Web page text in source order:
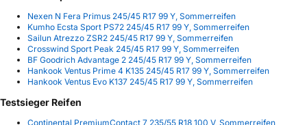
Nexen N Fera Primus 245/45 R17 99 Y, Sommerreifen
Kumho Ecsta Sport PS72 245/45 R17 99 Y, Sommerreifen
Sailun Atrezzo ZSR2 245/45 R17 99 Y, Sommerreifen
Crosswind Sport Peak 245/45 R17 99 Y, Sommerreifen
BF Goodrich Advantage 2 245/45 R17 99 Y, Sommerreifen
Hankook Ventus Prime 4 K135 245/45 R17 99 Y, Sommerreifen
Hankook Ventus Evo K137 245/45 R17 99 Y, Sommerreifen
Testsieger Reifen
Continental PremiumContact 7 235/55 R18 100 V, Sommerreifen